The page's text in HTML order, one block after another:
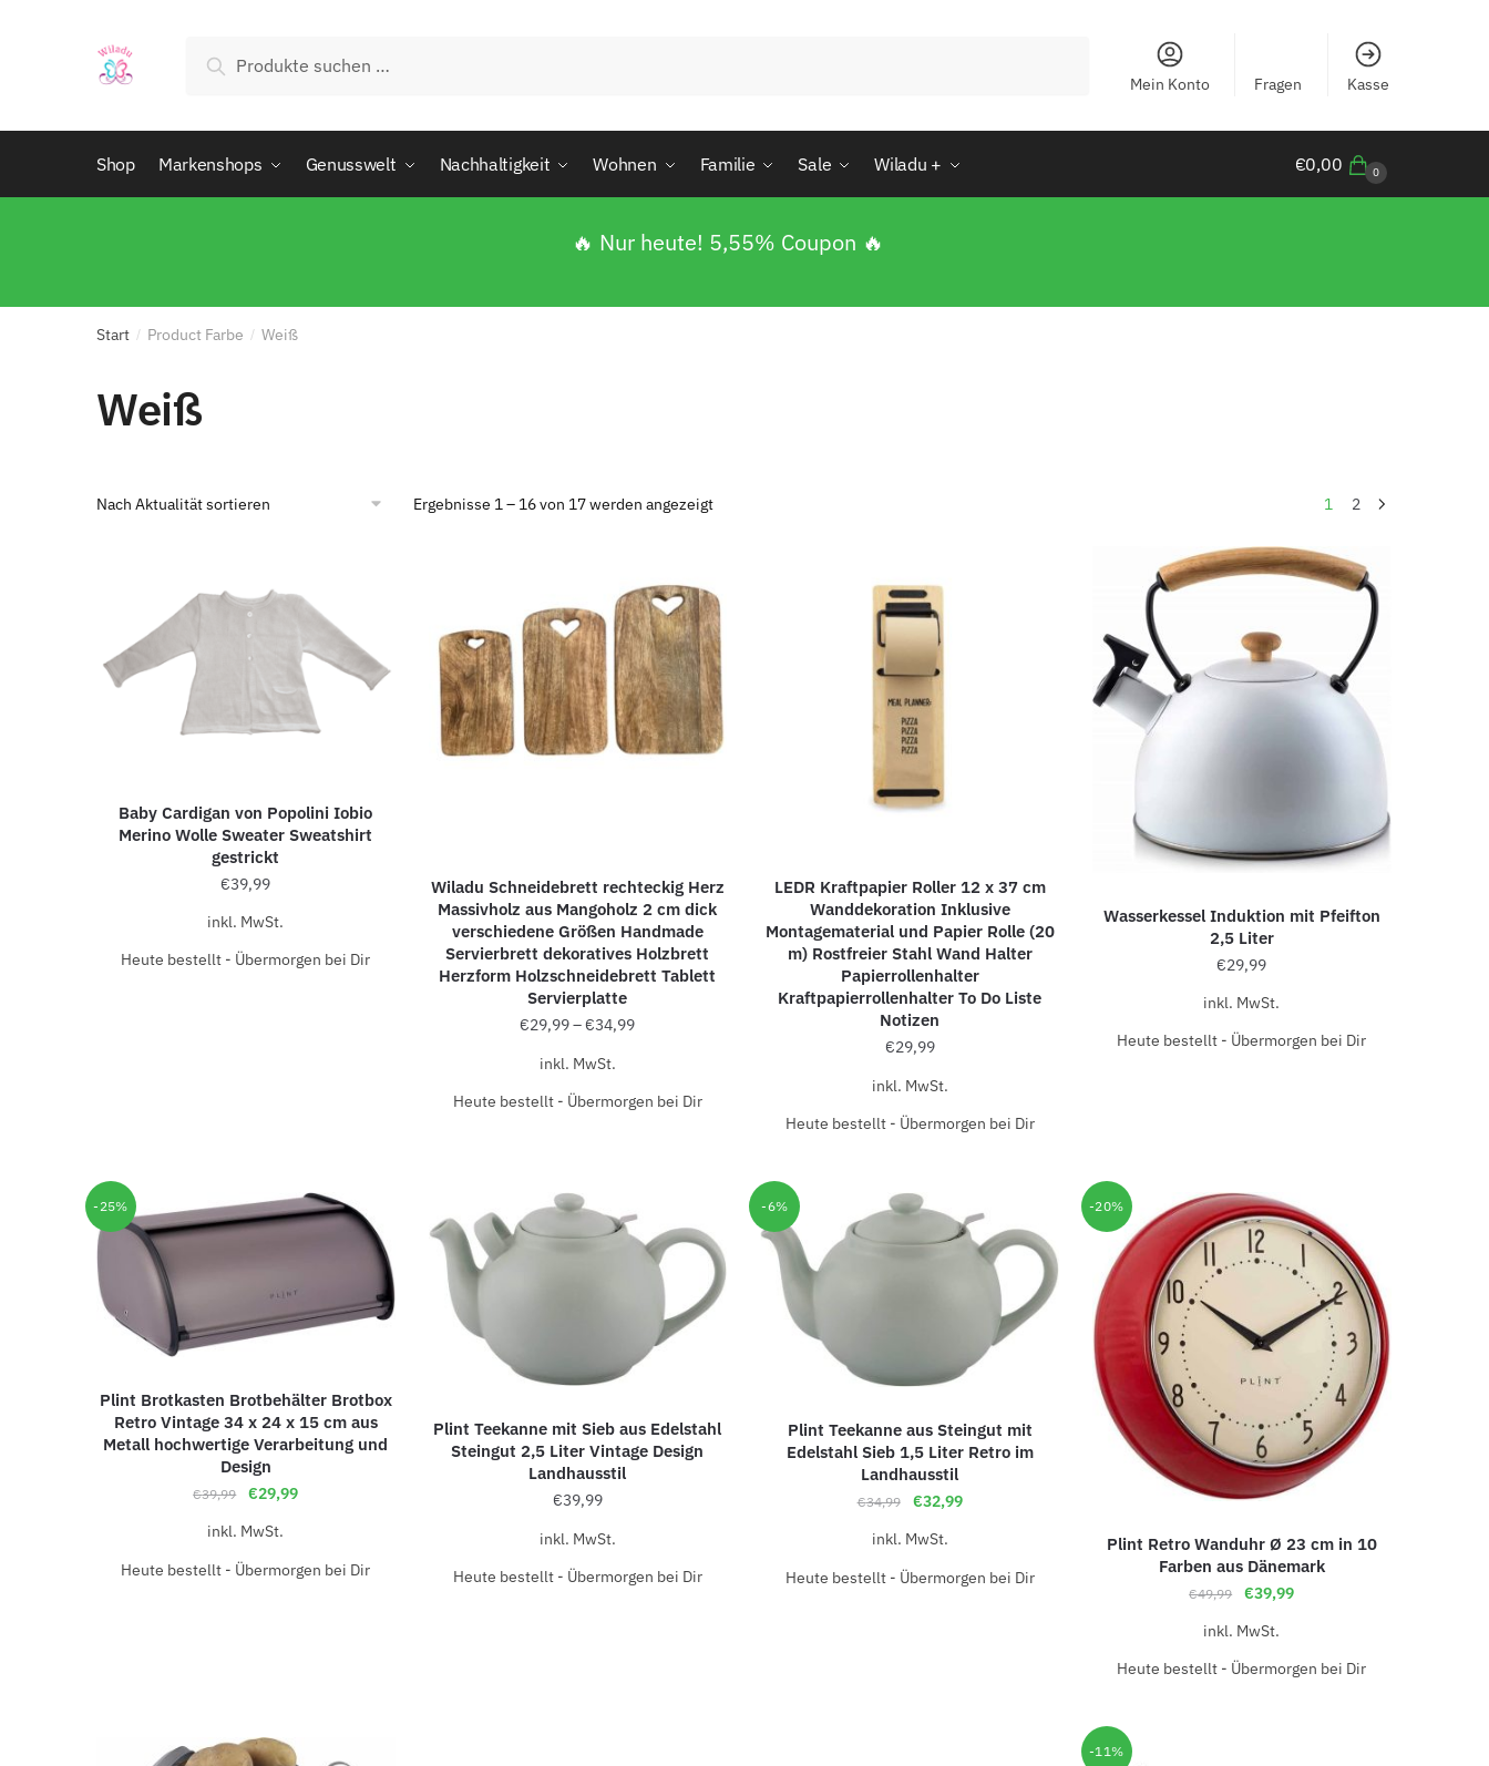
Suchen
Mein Konto Fragen Kasse
Shop Markenshops Genusswelt Nachhaltigkeit Wohnen Familie Sale Wiladu + €0,00 0
🔥 Nur heute! 5,55% Coupon 🔥
Start / Product Farbe / Weiß
Weiß
Ergebnisse 1 – 16 von 17 werden angezeigt 1 2
Baby Cardigan von Popolini Iobio
Merino Wolle Sweater Sweatshirt
gestrickt
€39,99
inkl. MwSt.
Heute bestellt - Übermorgen bei Dir
Wiladu Schneidebrett rechteckig Herz
Massivholz aus Mangoholz 2 cm dick
verschiedene Größen Handmade
Servierbrett dekoratives Holzbrett
Herzform Holzschneidebrett Tablett
Servierplatte
€29,99–€34,99
inkl. MwSt.
Heute bestellt - Übermorgen bei Dir
LEDR Kraftpapier Roller 12 x 37 cm
Wanddekoration Inklusive
Montagematerial und Papier Rolle (20
m) Rostfreier Stahl Wand Halter
Papierrollenhalter
Kraftpapierrollenhalter To Do Liste
Notizen
€29,99
inkl. MwSt.
Heute bestellt - Übermorgen bei Dir
Wasserkessel Induktion mit Pfeifton
2,5 Liter
€29,99
inkl. MwSt.
Heute bestellt - Übermorgen bei Dir
-25%
Plint Brotkasten Brotbehälter Brotbox
Retro Vintage 34 x 24 x 15 cm aus
Metall hochwertige Verarbeitung und
Design
€39,99 €29,99
inkl. MwSt.
Heute bestellt - Übermorgen bei Dir
Plint Teekanne mit Sieb aus Edelstahl
Steingut 2,5 Liter Vintage Design
Landhausstil
€39,99
inkl. MwSt.
Heute bestellt - Übermorgen bei Dir
-6%
Plint Teekanne aus Steingut mit
Edelstahl Sieb 1,5 Liter Retro im
Landhausstil
€34,99 €32,99
inkl. MwSt.
Heute bestellt - Übermorgen bei Dir
-20%
Plint Retro Wanduhr Ø 23 cm in 10
Farben aus Dänemark
€49,99 €39,99
inkl. MwSt.
Heute bestellt - Übermorgen bei Dir
-11%